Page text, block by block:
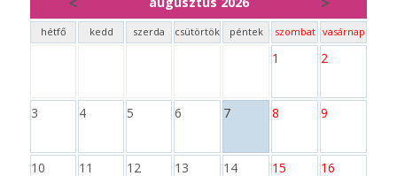
hétfő kedd szerda csütörtök péntek szombat vasárnap
1 2
3 4 5 6 7 8 9
10 11 12 13 14 15 16